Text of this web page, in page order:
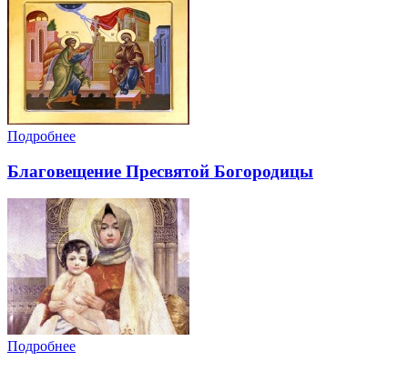
Подробнее
Благовещение Пресвятой Богородицы
Подробнее